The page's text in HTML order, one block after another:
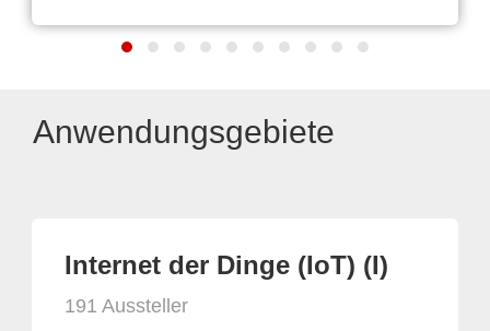
Anwendungsgebiete
Internet der Dinge (IoT) (I)
191 Aussteller